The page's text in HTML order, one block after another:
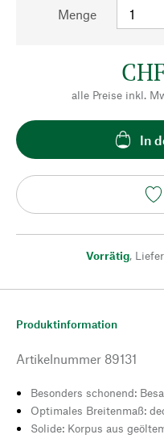
Menge
alle Preise inkl.
In
Vorrätig,
Produktinformation
Artikelnummer 89131
Besonders schonend:
Optimales Breitenmaß:
Solide: Korpus aus